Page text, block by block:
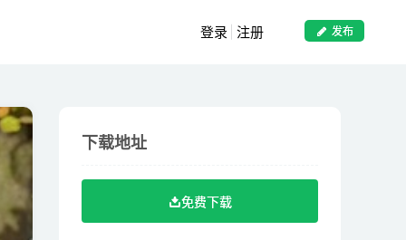
发布
登录 注册
下载地址
免费下载
下载地址
免费下载